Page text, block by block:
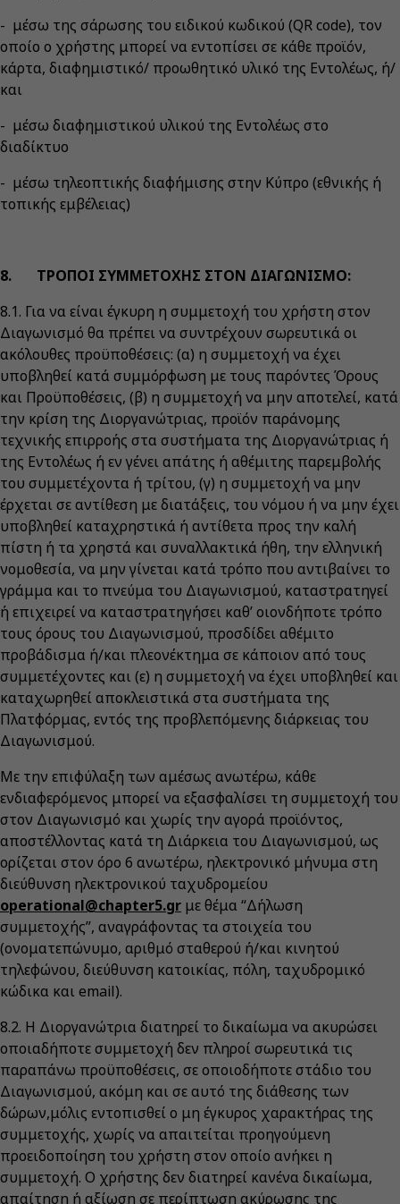
- μέσω της σάρωσης του ειδικού κωδικού (QR code), τον
οποίο ο χρήστης μπορεί να εντοπίσει σε κάθε προϊόν,
κάρτα, διαφημιστικό/ προωθητικό υλικό της Εντολέως, ή/
και
- μέσω διαφημιστικού υλικού της Εντολέως στο
διαδίκτυο
- μέσω τηλεοπτικής διαφήμισης στην Κύπρο (εθνικής ή
τοπικής εμβέλειας)
8. ΤΡΟΠΟΙ ΣΥΜΜΕΤΟΧΗΣ ΣΤΟΝ ΔΙΑΓΩΝΙΣΜΟ:
8.1. Για να είναι έγκυρη η συμμετοχή του χρήστη στον
Διαγωνισμό θα πρέπει να συντρέχουν σωρευτικά οι
ακόλουθες προϋποθέσεις: (α) η συμμετοχή να έχει
υποβληθεί κατά συμμόρφωση με τους παρόντες Όρους
και Προϋποθέσεις, (β) η συμμετοχή να μην αποτελεί, κατά
την κρίση της Διοργανώτριας, προϊόν παράνομης
τεχνικής επιρροής στα συστήματα της Διοργανώτριας ή
της Εντολέως ή εν γένει απάτης ή αθέμιτης παρεμβολής
του συμμετέχοντα ή τρίτου, (γ) η συμμετοχή να μην
έρχεται σε αντίθεση με διατάξεις, του νόμου ή να μην έχει
υποβληθεί καταχρηστικά ή αντίθετα προς την καλή
πίστη ή τα χρηστά και συναλλακτικά ήθη, την ελληνική
νομοθεσία, να μην γίνεται κατά τρόπο που αντιβαίνει το
γράμμα και το πνεύμα του Διαγωνισμού, καταστρατηγεί
ή επιχειρεί να καταστρατηγήσει καθ’ οιονδήποτε τρόπο
τους όρους του Διαγωνισμού, προσδίδει αθέμιτο
προβάδισμα ή/και πλεονέκτημα σε κάποιον από τους
συμμετέχοντες και (ε) η συμμετοχή να έχει υποβληθεί και
καταχωρηθεί αποκλειστικά στα συστήματα της
Πλατφόρμας, εντός της προβλεπόμενης διάρκειας του
Διαγωνισμού.
Με την επιφύλαξη των αμέσως ανωτέρω, κάθε
ενδιαφερόμενος μπορεί να εξασφαλίσει τη συμμετοχή του
στον Διαγωνισμό και χωρίς την αγορά προϊόντος,
αποστέλλοντας κατά τη Διάρκεια του Διαγωνισμού, ως
ορίζεται στον όρο 6 ανωτέρω, ηλεκτρονικό μήνυμα στη
διεύθυνση ηλεκτρονικού ταχυδρομείου
operational@chapter5.gr με θέμα “Δήλωση
συμμετοχής”, αναγράφοντας τα στοιχεία του
(ονοματεπώνυμο, αριθμό σταθερού ή/και κινητού
τηλεφώνου, διεύθυνση κατοικίας, πόλη, ταχυδρομικό
κώδικα και email).
8.2. Η Διοργανώτρια διατηρεί το δικαίωμα να ακυρώσει
οποιαδήποτε συμμετοχή δεν πληροί σωρευτικά τις
παραπάνω προϋποθέσεις, σε οποιοδήποτε στάδιο του
Διαγωνισμού, ακόμη και σε αυτό της διάθεσης των
δώρων,μόλις εντοπισθεί ο μη έγκυρος χαρακτήρας της
συμμετοχής, χωρίς να απαιτείται προηγούμενη
προειδοποίηση του χρήστη στον οποίο ανήκει η
συμμετοχή. Ο χρήστης δεν διατηρεί κανένα δικαίωμα,
απαίτηση ή αξίωση σε περίπτωση ακύρωσης της